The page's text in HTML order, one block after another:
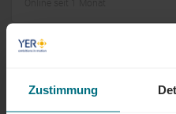
Zustimmung
Mitarbeiter (m/w/d)
Festanstellung Professional